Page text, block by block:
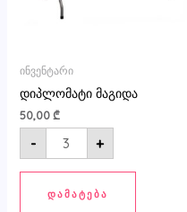
ინვენტარი
დიპლომატი მაგიდა
50,00 ₾
- +
ᲓᲐᲛᲐᲢᲔᲑᲐ